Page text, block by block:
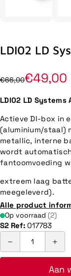
LDI02 LD
€66,00€49,00
LDI02 LD Systems
Actieve DI-box in
(aluminium/staal)
metallic, interne
wordt
fantoomvoeding
extreem laag
meegeleverd).
Alle product
Op voorraad (2)
S2 Ref: 017783
Aan